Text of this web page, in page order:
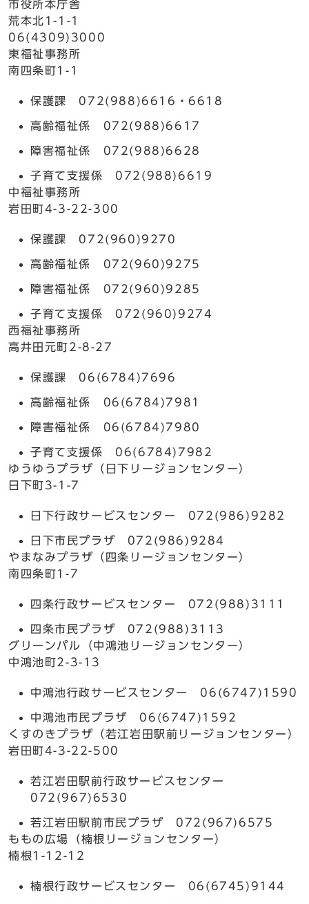
市役所本庁舎
荒本北1-1-1
06(4309)3000
東福祉事務所
南四条町1-1
保護課 072(988)6616・6618
高齢福祉係 072(988)6617
障害福祉係 072(988)6628
子育て支援係 072(988)6619
中福祉事務所
岩田町4-3-22-300
保護課 072(960)9270
高齢福祉係 072(960)9275
障害福祉係 072(960)9285
子育て支援係 072(960)9274
西福祉事務所
高井田元町2-8-27
保護課 06(6784)7696
高齢福祉係 06(6784)7981
障害福祉係 06(6784)7980
子育て支援係 06(6784)7982
ゆうゆうプラザ（日下リージョンセンター）
日下町3-1-7
日下行政サービスセンター 072(986)9282
日下市民プラザ 072(986)9284
やまなみプラザ（四条リージョンセンター）
南四条町1-7
四条行政サービスセンター 072(988)3111
四条市民プラザ 072(988)3113
グリーンパル（中鴻池リージョンセンター）
中鴻池町2-3-13
中鴻池行政サービスセンター 06(6747)1590
中鴻池市民プラザ 06(6747)1592
くすのきプラザ（若江岩田駅前リージョンセンター）
岩田町4-3-22-500
若江岩田駅前行政サービスセンター
072(967)6530
若江岩田駅前市民プラザ 072(967)6575
ももの広場（楠根リージョンセンター）
楠根1-12-12
楠根行政サービスセンター 06(6745)9144